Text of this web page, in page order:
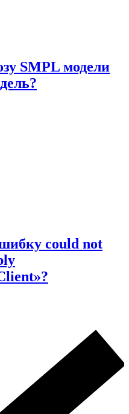
SMPL модели
could not